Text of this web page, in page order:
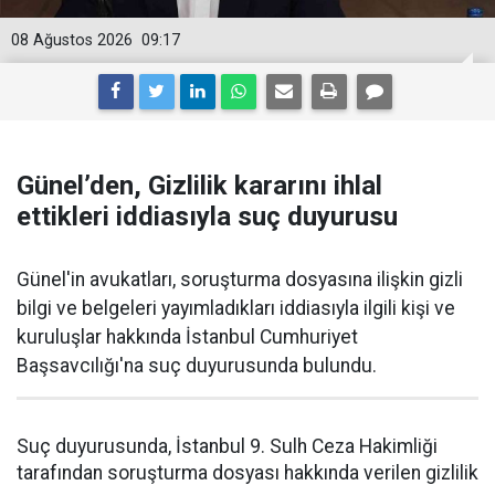
09:17
08 Ağustos 2026
Günel’den, Gizlilik kararını ihlal
ettikleri iddiasıyla suç duyurusu
Günel'in avukatları, soruşturma dosyasına ilişkin gizli
bilgi ve belgeleri yayımladıkları iddiasıyla ilgili kişi ve
kuruluşlar hakkında İstanbul Cumhuriyet
Başsavcılığı'na suç duyurusunda bulundu.
Suç duyurusunda, İstanbul 9. Sulh Ceza Hakimliği
tarafından soruşturma dosyası hakkında verilen gizlilik